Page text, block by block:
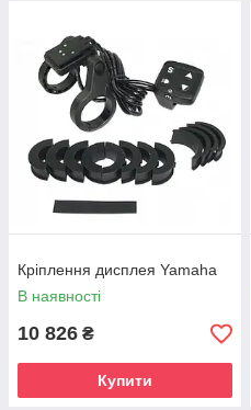
Кріплення дисплея Yamaha
В наявності
10 826 ₴
Купити